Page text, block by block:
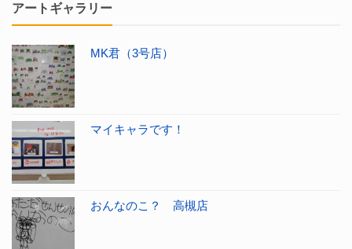
アートギャラリー
MK君（3号店）
マイキャラです！
おんなのこ？ 高槻店